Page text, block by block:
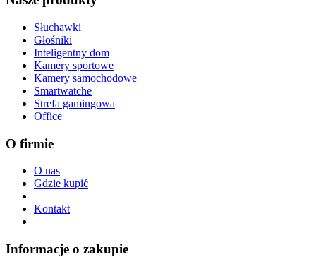
Słuchawki
Głośniki
Inteligentny dom
Kamery sportowe
Kamery samochodowe
Smartwatche
Strefa gamingowa
Office
O firmie
O nas
Gdzie kupić
Kontakt
Informacje o zakupie